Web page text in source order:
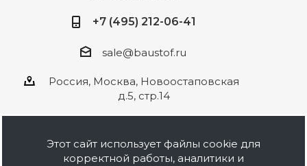
+7 (495) 212-06-41
sale@baustof.ru
Россия, Москва, Новоостаповская
д.5, стр.14
Этот сайт использует файлы cookie для
корректной работы, аналитики и